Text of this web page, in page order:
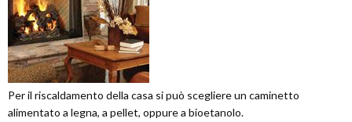
Per il riscaldamento della casa si può scegliere un caminetto
alimentato a legna, a pellet, oppure a bioetanolo.